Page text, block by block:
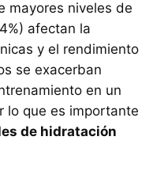
mayores niveles de
afectan la
y el rendimiento
se exacerban
en un
lo que es importante
de hidratación